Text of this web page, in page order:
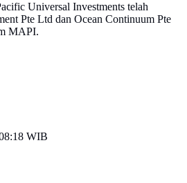
Universal Investments telah
Pte Ltd dan Ocean Continuum Pte
MAPI.
WIB